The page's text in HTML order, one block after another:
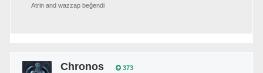
Atrin and wazzap beğendi
Chronos 373